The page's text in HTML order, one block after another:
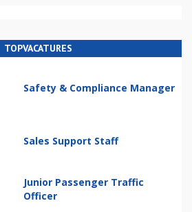
TOPVACATURES
Safety & Compliance Manager
Sales Support Staff
Junior Passenger Traffic
Officer